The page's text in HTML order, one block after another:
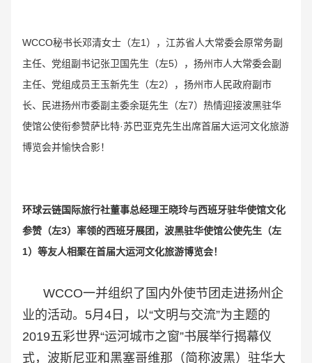
WCCO秘书长邓清女士（左1），江苏省人大常委会原常务副
主任、党组副书记张卫国先生（左5），扬州市人大常委会副
主任、党组成员王玉新先生（左2），扬州市人民政府副市
长、民进扬州市委副主委余珽先生（左7）热情迎接波黑驻华
使馆公使衔参赞萨比特·苏巴亚克先生出席首届大运河文化旅游
博览会并愉快合影！
环球云链国际旅行社董事总经理王晓玲与西班牙驻华使馆文化
参赞（左3）率领的西班牙展团，波黑驻华使馆公使先生（左
1）等友人相聚在首届大运河文化旅游博览会！
WCCO一并组织了国内外使节团走进扬州企
业的活动。5月4日，以“文明与交流”为主题的
2019五彩世界“运河城市之窗”书展举行揭幕仪
式，波斯尼亚和黑塞哥维那（简称波黑）驻华大